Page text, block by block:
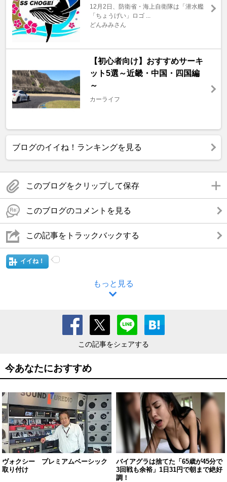
12月2日、防衛省・海上自衛隊は「潜水艦
「ちょうげい」ロゴ ...
どんみみさん
【初心者向け】おすすめサーキ
ット5選～近畿・中国・四国編
～
カーライフ
ブログのイイね！ランキングを見る
このブログをクリップして保存
このブログのコメントを見る
この記事をトラックバックする
イイね！
もっと見る
この記事をシェアする
今あなたにおすすめ
ヴォクシー プレミアムベーシック
取り付け
バイアグラは捨てた「65歳が45分で
3回戦も余裕」1日31円で朝まで絶好
調！